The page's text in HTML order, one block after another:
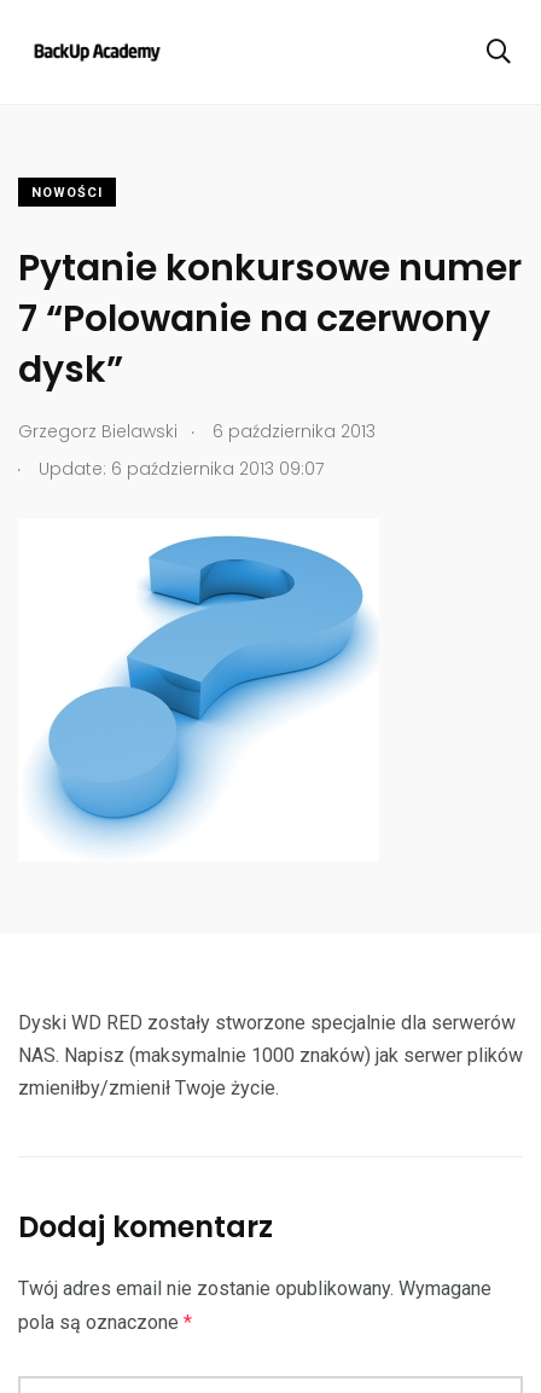
NOWOŚCI
Pytanie konkursowe numer
7 “Polowanie na czerwony
dysk”
Grzegorz Bielawski .
6 października 2013
.
Update: 6 października 2013 09:07
Dyski WD RED zostały stworzone specjalnie dla serwerów
NAS. Napisz (maksymalnie 1000 znaków) jak serwer plików
zmieniłby/zmienił Twoje życie.
Dodaj komentarz
Twój adres email nie zostanie opublikowany. Wymagane
pola są oznaczone *